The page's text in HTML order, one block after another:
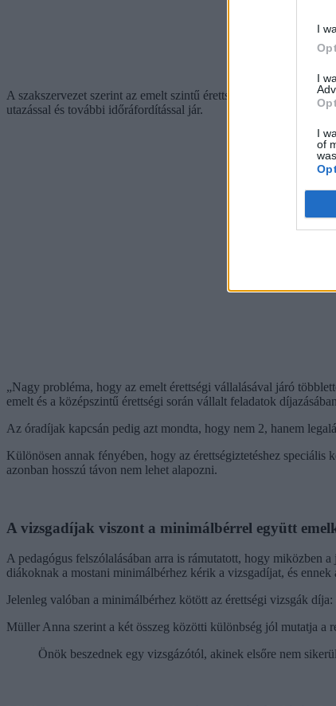
I
I
I
of
A szakszervezet szerint az emelt szintű érettségik esetében
utazással és további időráfordítással jár.
„Nagy probléma, hogy az emelt érettségi vállalásával járó
emelt és a középszintű érettségi során vállalt feladatok
Az óradíjak kapcsán pedig azt mondta, hogy nem 2, hanem
Különösen annak fényében, hogy az érettségiztetéshez speciális
azonban hosszú távon nem lehet alapozni.
A vizsgadíjak viszont a minimálbérrel együtt
A pedagógus felszólalásában arra is rámutatott, hogy miközben
diákoknak a mostani minimálbérhez kérik a vizsgadíjat, és
Jelenleg valóban a minimálbérhez kötött az érettségi vizsgák
Müller Anna szerint a két összeg közötti különbség jól mutatja a
Önök beszednek egy vizsgázótól, akinek elsőre nem